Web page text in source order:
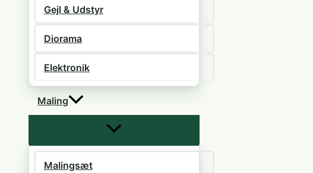
Gejl & Udstyr
Diorama
Elektronik
Maling
Malingsæt